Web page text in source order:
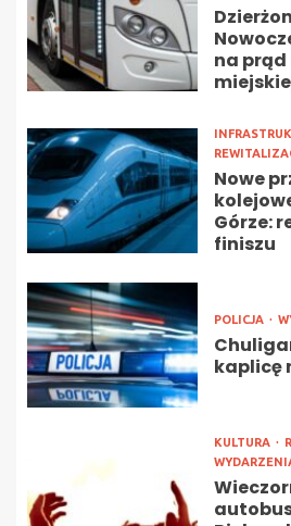
na prąd
Nowe
Górze:
finiszu
POLICJA
kaplicę
KULTURA